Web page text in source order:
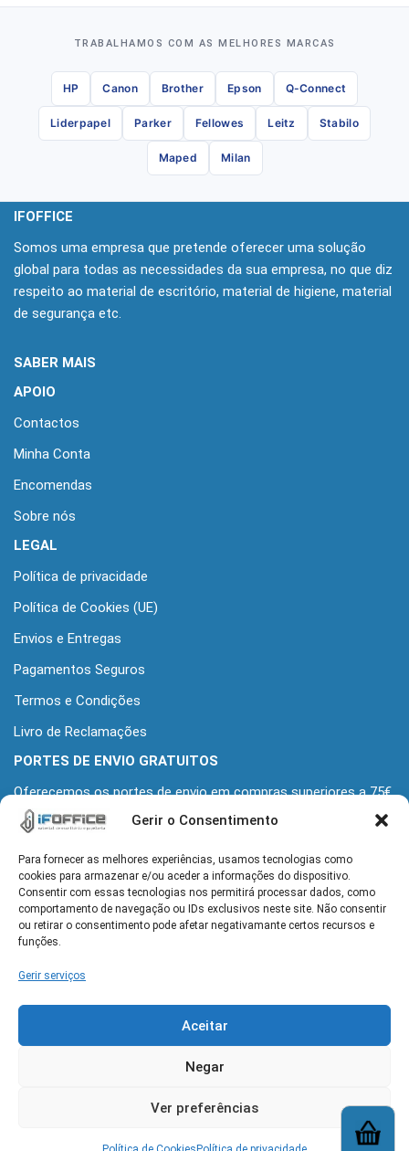
Gerir o Consentimento
Para fornecer as melhores experiências, usamos tecnologias como
cookies para armazenar e/ou aceder a informações do dispositivo.
Consentir com essas tecnologias nos permitirá processar dados, como
comportamento de navegação ou IDs exclusivos neste site. Não consentir
ou retirar o consentimento pode afetar negativamante certos recursos e
funções.
Gerir serviços
Aceitar
Negar
Ver preferências
TRABALHAMOS COM AS MELHORES MARCAS
HP Canon Brother Epson Q-Connect
Liderpapel Parker Fellowes Leitz Stabilo
Maped Milan
IFOFFICE
Somos uma empresa que pretende oferecer uma solução
global para todas as necessidades da sua empresa, no que diz
respeito ao material de escritório, material de higiene, material
de segurança etc.
SABER MAIS
APOIO
Contactos
Minha Conta
Encomendas
Sobre nós
LEGAL
Política de privacidade
Política de Cookies (UE)
Envios e Entregas
Pagamentos Seguros
Termos e Condições
Livro de Reclamações
PORTES DE ENVIO GRATUITOS
Oferecemos os portes de envio em compras superiores a 75€
+iva
MORADA
Alameda Grupo Desportivo Alcochetense 139
2890-110 Alcochete
Seg-Sex: 9h-13h e 14h-18h
geral@ifoffice.pt| 960 064 173